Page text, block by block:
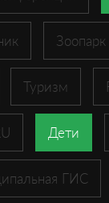
Зоопарк
Туризм
Дети
ГИС